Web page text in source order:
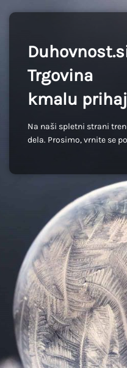
Trgovina
kmalu
Na naši spletni strani
dela. Prosimo, vrnite se